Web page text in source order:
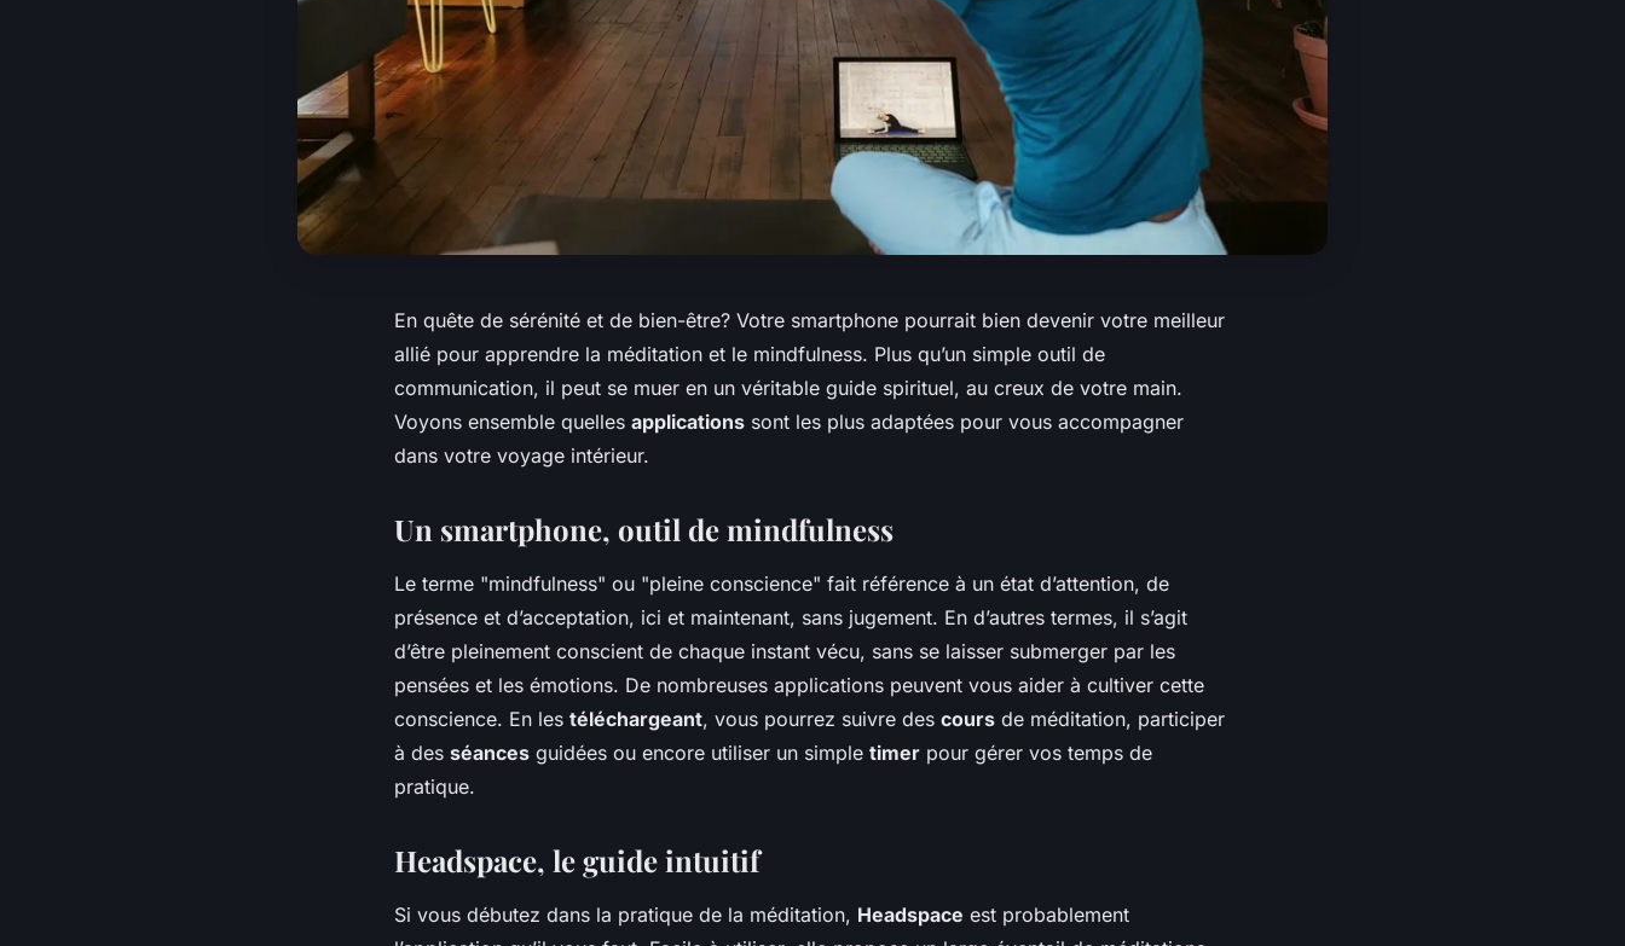
En quête de sérénité et de bien-être? Votre smartphone pourrait bien devenir votre meilleur
allié pour apprendre la méditation et le mindfulness. Plus qu’un simple outil de
communication, il peut se muer en un véritable guide spirituel, au creux de votre main.
Voyons ensemble quelles applications sont les plus adaptées pour vous accompagner
dans votre voyage intérieur.
Un smartphone, outil de mindfulness
Le terme "mindfulness" ou "pleine conscience" fait référence à un état d’attention, de
présence et d’acceptation, ici et maintenant, sans jugement. En d’autres termes, il s’agit
d’être pleinement conscient de chaque instant vécu, sans se laisser submerger par les
pensées et les émotions. De nombreuses applications peuvent vous aider à cultiver cette
conscience. En les téléchargeant, vous pourrez suivre des cours de méditation, participer
à des séances guidées ou encore utiliser un simple timer pour gérer vos temps de
pratique.
Headspace, le guide intuitif
Si vous débutez dans la pratique de la méditation, Headspace est probablement